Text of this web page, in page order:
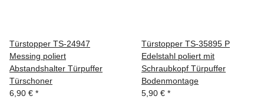
Türstopper TS-24947
Messing poliert
Abstandshalter Türpuffer
Türschoner
6,90 € *
Türstopper TS-35895 P
Edelstahl poliert mit
Schraubkopf Türpuffer
Bodenmontage
5,90 € *